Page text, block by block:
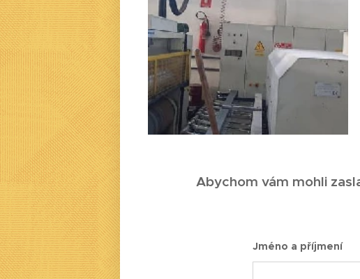
Abychom vám mohli
Jméno a příjmení